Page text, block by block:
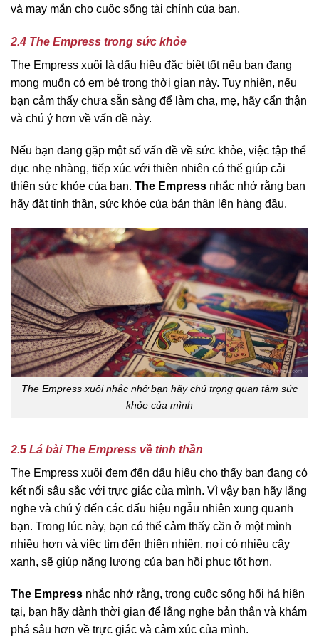
và may mắn cho cuộc sống tài chính của bạn.
2.4 The Empress trong sức khỏe
The Empress xuôi là dấu hiệu đặc biệt tốt nếu bạn đang
mong muốn có em bé trong thời gian này. Tuy nhiên, nếu
bạn cảm thấy chưa sẵn sàng để làm cha, mẹ, hãy cẩn thận
và chú ý hơn về vấn đề này.
Nếu bạn đang gặp một số vấn đề về sức khỏe, việc tập thể
dục nhẹ nhàng, tiếp xúc với thiên nhiên có thể giúp cải
thiện sức khỏe của bạn. The Empress nhắc nhở rằng bạn
hãy đặt tinh thần, sức khỏe của bản thân lên hàng đầu.
The Empress xuôi nhắc nhở bạn hãy chú trọng quan tâm sức
khỏe của mình
2.5 Lá bài The Empress về tinh thần
The Empress xuôi đem đến dấu hiệu cho thấy bạn đang có
kết nối sâu sắc với trực giác của mình. Vì vậy bạn hãy lắng
nghe và chú ý đến các dấu hiệu ngẫu nhiên xung quanh
bạn. Trong lúc này, bạn có thể cảm thấy cần ở một mình
nhiều hơn và việc tìm đến thiên nhiên, nơi có nhiều cây
xanh, sẽ giúp năng lượng của bạn hồi phục tốt hơn.
The Empress nhắc nhở rằng, trong cuộc sống hối hả hiện
tại, bạn hãy dành thời gian để lắng nghe bản thân và khám
phá sâu hơn về trực giác và cảm xúc của mình.